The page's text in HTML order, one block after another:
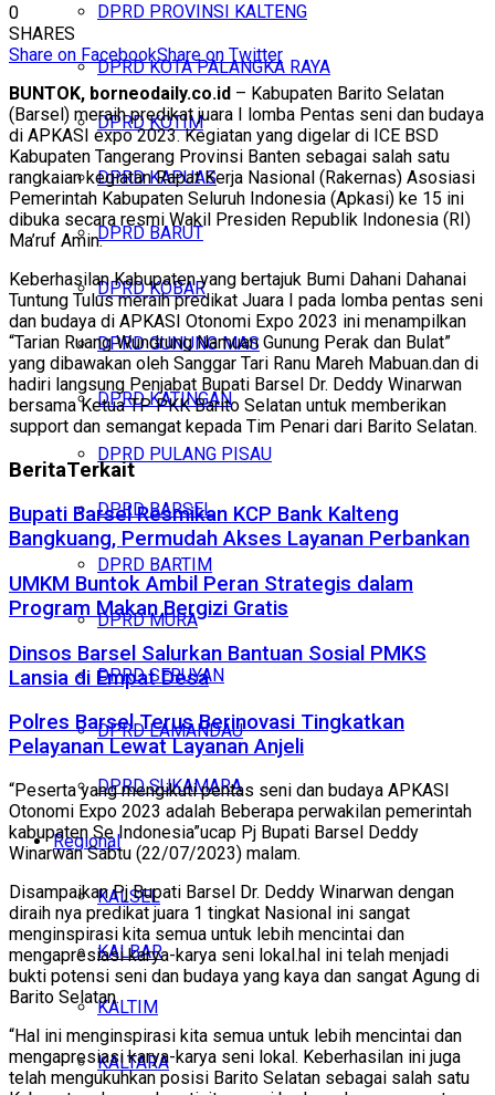
DPRD PROVINSI KALTENG
DPRD KOTA PALANGKA RAYA
DPRD KOTIM
DPRD KAPUAS
DPRD BARUT
DPRD KOBAR
DPRD GUNUNG MAS
DPRD KATINGAN
DPRD PULANG PISAU
DPRD BARSEL
DPRD BARTIM
DPRD MURA
DPRD SERUYAN
DPRD LAMANDAU
DPRD SUKAMARA
Regional
KALSEL
KALBAR
KALTIM
KALTARA
0
SHARES
Share on FacebookShare on Twitter
BUNTOK, borneodaily.co.id – Kabupaten Barito Selatan
(Barsel) meraih predikat juara I lomba Pentas seni dan budaya
di APKASI expo 2023. Kegiatan yang digelar di ICE BSD
Kabupaten Tangerang Provinsi Banten sebagai salah satu
rangkaian kegiatan Rapat Kerja Nasional (Rakernas) Asosiasi
Pemerintah Kabupaten Seluruh Indonesia (Apkasi) ke 15 ini
dibuka secara resmi Wakil Presiden Republik Indonesia (RI)
Ma’ruf Amin.
Keberhasilan Kabupaten yang bertajuk Bumi Dahani Dahanai
Tuntung Tulus meraih predikat Juara I pada lomba pentas seni
dan budaya di APKASI Otonomi Expo 2023 ini menampilkan
“Tarian Ruang Wundrung Namuan Gunung Perak dan Bulat”
yang dibawakan oleh Sanggar Tari Ranu Mareh Mabuan.dan di
hadiri langsung Penjabat Bupati Barsel Dr. Deddy Winarwan
bersama Ketua TP PKK Barito Selatan untuk memberikan
support dan semangat kepada Tim Penari dari Barito Selatan.
BeritaTerkait
Bupati Barsel Resmikan KCP Bank Kalteng
Bangkuang, Permudah Akses Layanan Perbankan
UMKM Buntok Ambil Peran Strategis dalam
Program Makan Bergizi Gratis
Dinsos Barsel Salurkan Bantuan Sosial PMKS
Lansia di Empat Desa
Polres Barsel Terus Berinovasi Tingkatkan
Pelayanan Lewat Layanan Anjeli
“Peserta yang mengikuti pentas seni dan budaya APKASI
Otonomi Expo 2023 adalah Beberapa perwakilan pemerintah
kabupaten Se Indonesia”ucap Pj Bupati Barsel Deddy
Winarwan Sabtu (22/07/2023) malam.
Disampaikan Pj Bupati Barsel Dr. Deddy Winarwan dengan
diraih nya predikat juara 1 tingkat Nasional ini sangat
menginspirasi kita semua untuk lebih mencintai dan
mengapresiasi karya-karya seni lokal.hal ini telah menjadi
bukti potensi seni dan budaya yang kaya dan sangat Agung di
Barito Selatan.
“Hal ini menginspirasi kita semua untuk lebih mencintai dan
mengapresiasi karya-karya seni lokal. Keberhasilan ini juga
telah mengukuhkan posisi Barito Selatan sebagai salah satu